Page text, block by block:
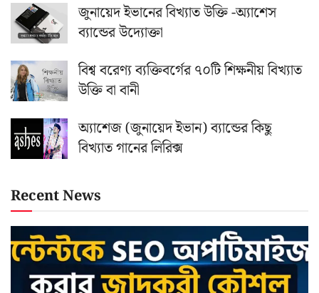
জুনায়েদ ইভানের বিখ্যাত উক্তি -অ্যাশেস
ব্যান্ডের উদ্যোক্তা
বিশ্ব বরেণ্য ব্যক্তিবর্গের ৭০টি শিক্ষনীয় বিখ্যাত
উক্তি বা বানী
অ্যাশেজ (জুনায়েদ ইভান) ব্যান্ডের কিছু
বিখ্যাত গানের লিরিক্স
Recent News